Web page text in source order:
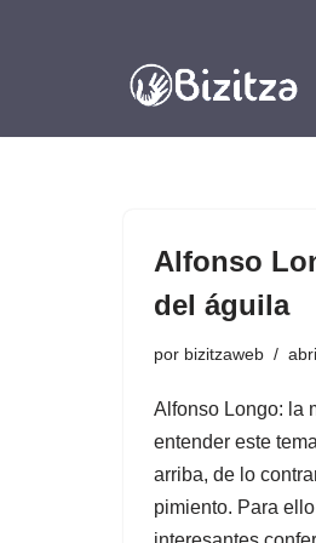
contenido
Alfonso
del águila
por bizitzaweb
Alfonso Longo: la
entender este
arriba, de lo
pimiento. Para